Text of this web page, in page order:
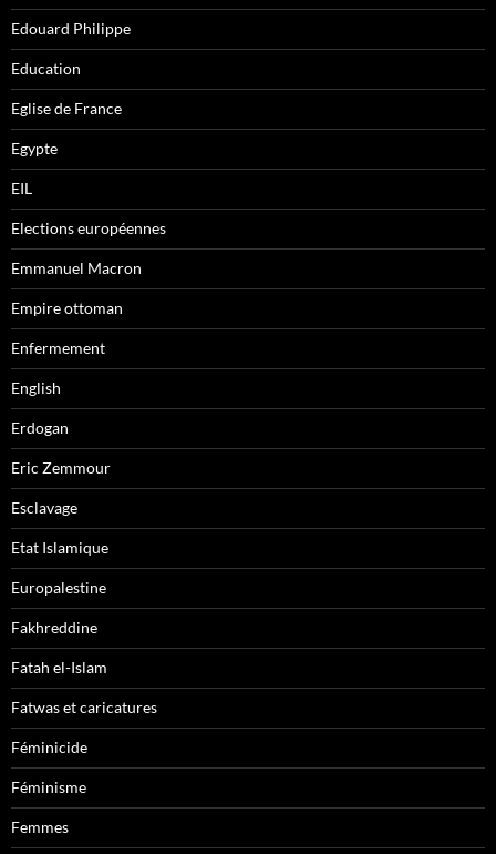
Edouard Philippe
Education
Eglise de France
Egypte
EIL
Elections européennes
Emmanuel Macron
Empire ottoman
Enfermement
English
Erdogan
Eric Zemmour
Esclavage
Etat Islamique
Europalestine
Fakhreddine
Fatah el-Islam
Fatwas et caricatures
Féminicide
Féminisme
Femmes